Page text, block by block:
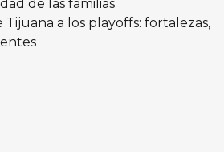
de las familias
Tijuana a los playoffs: fortalezas,